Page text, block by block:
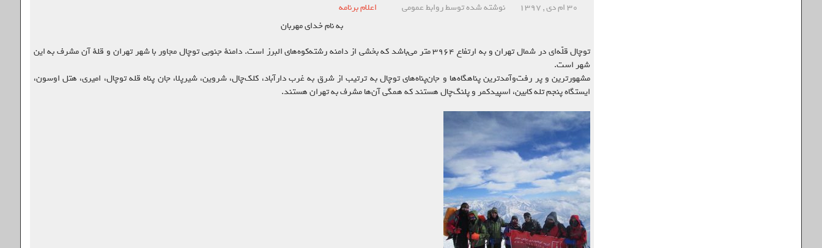
۳۰ ام دی , ۱۳۹۷ نوشته شده توسط روابط عمومی
اعلام برنامه
به نام خدای مهربان
توچال قلّه‌ای در شمال تهران و به ارتفاع ۳۹۶۴ متر می‌باشد که بخشی از دامنه رشته‌کوه‌های البرز است. دامنهٔ جنوبی توچال مجاور با شهر تهران و قلهٔ آن مشرف به این
شهر است.
مشهورترین و پر رفت‌وآمدترین پناهگاه‌ها و جان‌پناه‌های توچال به ترتیب از شرق به غرب دارآباد، کلک‌چال، شروین، شیرپلا، جان پناه قله توچال، امیری، هتل اوسون،
ایستگاه پنجم تله کابین، اسپیدکمر و پلنگ‌چال هستند که همگی آن‌ها مشرف به تهران هستند.